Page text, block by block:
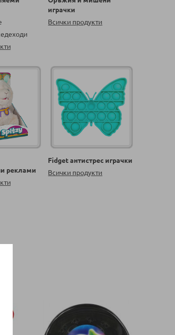
играчки
Всички продукти
реклами
Fidget антистрес играчки
Всички продукти